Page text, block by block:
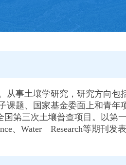
从事土壤学研究，研究方向包
题、国家基金委面上和青年
第三次土壤普查项目。以第
Water Research等期刊发